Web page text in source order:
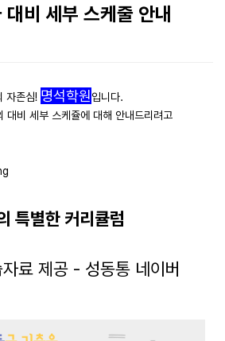
비 세부 스케줄 안내
자존심! 명석학원입니다.
비 세부 스케쥴에 대해 안내드리려고
특별한 커리큘럼
료 제공 - 성동통 네이버